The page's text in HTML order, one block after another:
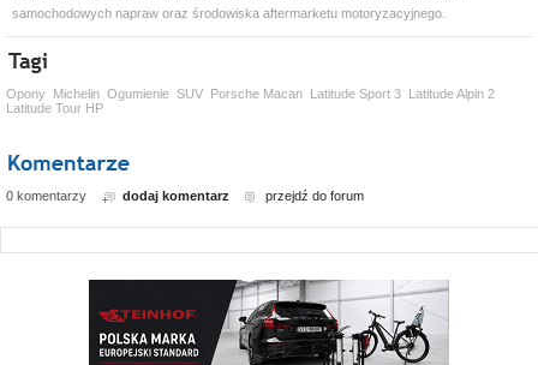
samochodowych napraw oraz środowiska aftermarketu motoryzacyjnego.
Opony Michelin Ogumienie SUV Porsche Macan Latitude Sport 3 Latitude Alpin 2
Latitude Tour HP
0 komentarzy dodaj komentarz przejdź do forum